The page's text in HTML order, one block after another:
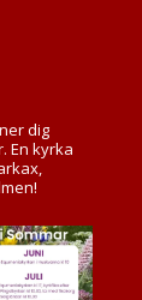
dig
En kyrka